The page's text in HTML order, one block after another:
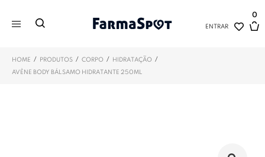
ENTRAR
0
HOME / PRODUTOS / CORPO / HIDRATAÇÃO /
AVÈNE BODY BÁLSAMO HIDRATANTE 250ML